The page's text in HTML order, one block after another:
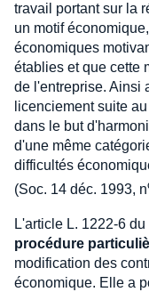
travail portant sur la
un motif
économiques
établies et que cette
de l'entreprise. Ainsi
licenciement suite
dans le but
d'une même
difficultés
(Soc. 14 déc. 1993, n
L'article L. 1222-6
procédure
modification des
économique. Elle a